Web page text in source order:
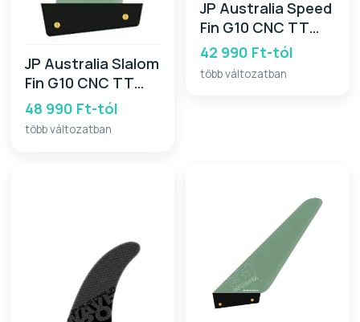
JP Australia Slalom
Fin G10 CNC TT
2026
48 990 Ft-tól
több változatban
JP Australia Speed
Fin G10 CNC TT
2026
42 990 Ft-tól
több változatban